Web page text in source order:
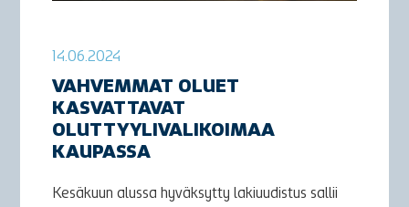
14.06.2024
VAHVEMMAT OLUET
KASVATTAVAT
OLUTTYYLIVALIKOIMAA
KAUPASSA
Kesäkuun alussa hyväksytty lakiuudistus sallii